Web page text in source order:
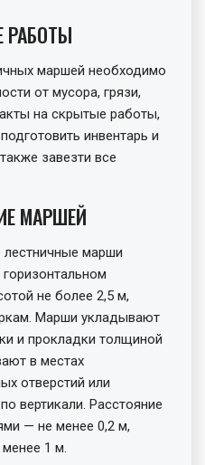
РАБОТЫ
маршей необходимо
от мусора, грязи,
на скрытые работы,
инвентарь и
завезти все
МАРШЕЙ
марши
не более 2,5 м,
Марши укладывают
и прокладки толщиной
в местах
отверстий или
вертикали. Расстояние
— не менее 0,2 м,
1 м.